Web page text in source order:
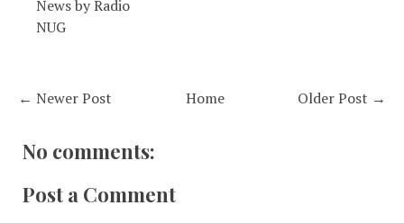
News by Radio
NUG
← Newer Post Older Post →
Home
No comments:
Post a Comment